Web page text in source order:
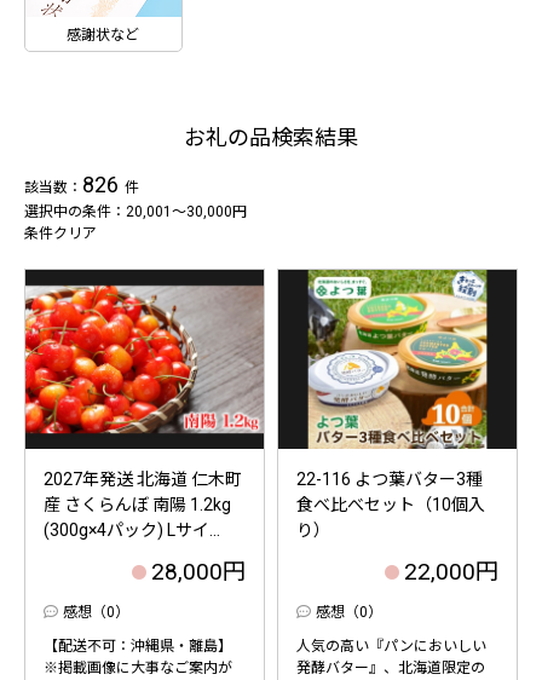
感謝状など
お礼の品検索結果
該当数： 826 件
選択中の条件：20,001～30,000円
条件クリア
2027年発送 北海道 仁木町
産 さくらんぼ 南陽 1.2kg
(300g×4パック) Lサイ...
28,000円
感想（0）
【配送不可：沖縄県・離島】
※掲載画像に大事なご案内が
22-116 よつ葉バター3種
食べ比べセット（10個入
り）
22,000円
感想（0）
人気の高い『パンにおいしい
発酵バター』、北海道限定の